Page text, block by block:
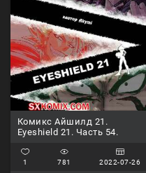
Комикс Айшилд 21.
Eyeshield 21. Часть 54.
1 781 2022-07-26